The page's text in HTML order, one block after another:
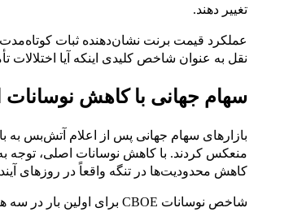
تغییر دهند.
عملکرد قیمت برنت نشان‌دهنده ثبات
نقل به عنوان شاخص کلیدی اینکه آیا اختلالات
سهام جهانی با کاهش نوسانات
بازارهای سهام جهانی پس از اعلام آتش‌بس به
منعکس کردند. با کاهش نوسانات اصلی، توجه
کاهش محدودیت‌ها در تنگه واقعاً در روزهای